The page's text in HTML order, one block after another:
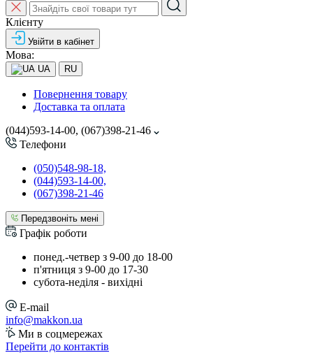
Клієнту
Увійти в кабінет
Мова:
UA RU
Повернення товару
Доставка та оплата
(044)593-14-00, (067)398-21-46
Телефони
(050)548-98-18,
(044)593-14-00,
(067)398-21-46
Передзвоніть мені
Графік роботи
понед.-четвер з 9-00 до 18-00
п'ятниця з 9-00 до 17-30
cубота-неділя - вихідні
E-mail
info@makkon.ua
Ми в соцмережах
Перейти до контактів